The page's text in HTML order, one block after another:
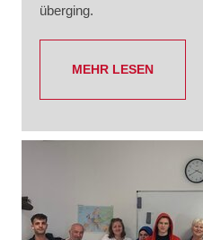
überging.
MEHR LESEN